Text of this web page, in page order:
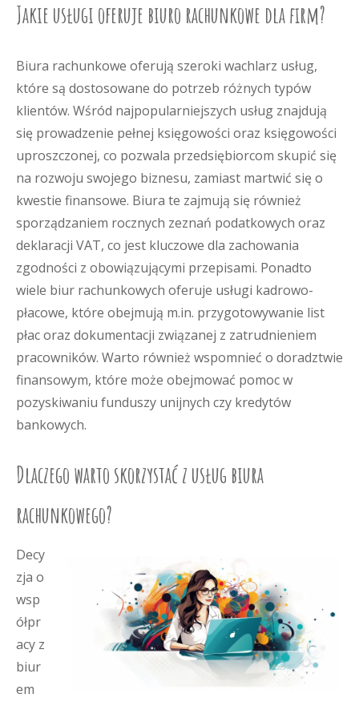
Jakie usługi oferuje biuro rachunkowe dla firm?
Biura rachunkowe oferują szeroki wachlarz usług,
które są dostosowane do potrzeb różnych typów
klientów. Wśród najpopularniejszych usług znajdują
się prowadzenie pełnej księgowości oraz księgowości
uproszczonej, co pozwala przedsiębiorcom skupić się
na rozwoju swojego biznesu, zamiast martwić się o
kwestie finansowe. Biura te zajmują się również
sporządzaniem rocznych zeznań podatkowych oraz
deklaracji VAT, co jest kluczowe dla zachowania
zgodności z obowiązującymi przepisami. Ponadto
wiele biur rachunkowych oferuje usługi kadrowo-
płacowe, które obejmują m.in. przygotowywanie list
płac oraz dokumentacji związanej z zatrudnieniem
pracowników. Warto również wspomnieć o doradztwie
finansowym, które może obejmować pomoc w
pozyskiwaniu funduszy unijnych czy kredytów
bankowych.
Dlaczego warto skorzystać z usług biura
rachunkowego?
Decy
zja o
wsp
ółpr
acy z
biur
em